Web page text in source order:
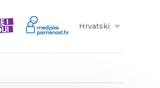
Hrvatski